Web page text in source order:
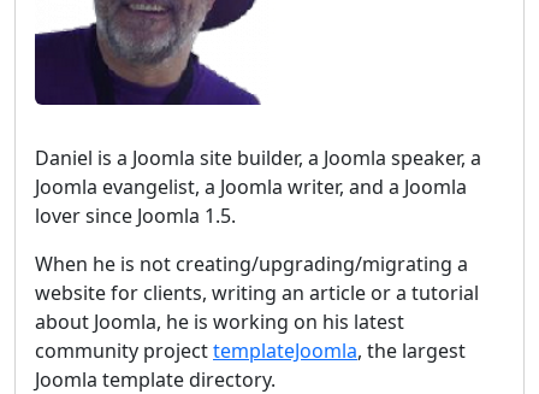
Daniel is a Joomla site builder, a Joomla speaker, a
Joomla evangelist, a Joomla writer, and a Joomla
lover since Joomla 1.5.
When he is not creating/upgrading/migrating a
website for clients, writing an article or a tutorial
about Joomla, he is working on his latest
community projecttemplateJoomla, the largest
Joomla template directory.